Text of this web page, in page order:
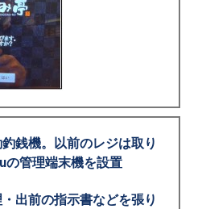
銭機。以前のレジは取り
の管理端末機を設置
出前の指示書などを張り